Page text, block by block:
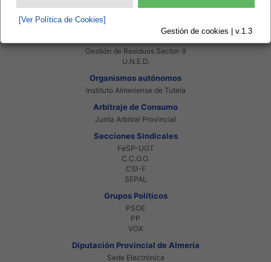
[Ver Política de Cookies]
Gestión de cookies | v.1.3
Consorcios
Bomberos Poniente
Bomberos Levante
Gestión de Residuos Sector-II
U.N.E.D.
Organismos autónomos
Instituto Almeriense de Tutela
Arbitraje de Consumo
Junta Arbitral Provincial
Secciones Sindicales
FeSP-UGT
C.C.O.O.
CSI-F
SEPAL
Grupos Políticos
PSOE
PP
VOX
Diputación Provincial de Almería
Sede Electrónica